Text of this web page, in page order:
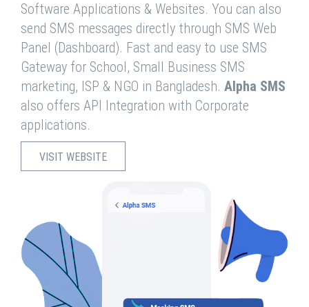
Software Applications & Websites. You can also
send SMS messages directly through SMS Web
Panel (Dashboard). Fast and easy to use SMS
Gateway for School, Small Business SMS
marketing, ISP & NGO in Bangladesh. Alpha SMS
also offers API Integration with Corporate
applications.
VISIT WEBSITE